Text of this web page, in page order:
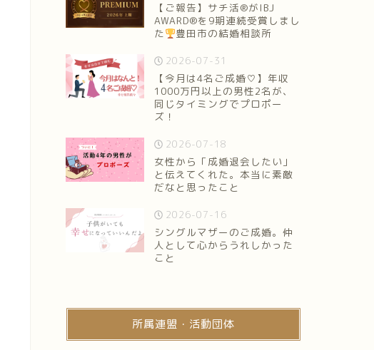
【ご報告】サチ活®がIBJ
AWARD®を9期連続受賞しまし
た
豊田市の結婚相談所
2026-07-31
【今月は4名ご成婚♡】年収
1000万円以上の男性2名が、
同じタイミングでプロポー
ズ！
2026-07-18
女性から「成婚退会したい」
と伝えてくれた。本当に素敵
だなと思ったこと
2026-07-16
シングルマザーのご成婚。仲
人として心からうれしかった
こと
所属連盟・活動団体